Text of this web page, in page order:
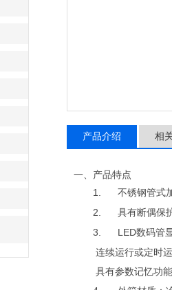
产品介绍 相
一、产品特点
1.
不锈钢管式
2.
具有断偶保
3.
LED数码管
连续运行或定时
具有参数记忆功